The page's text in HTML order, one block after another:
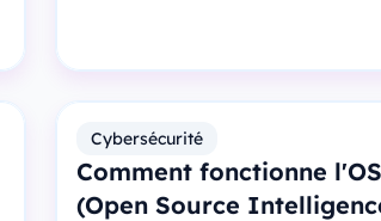
Cybersécurité
Comment fonctionne
(Open Source